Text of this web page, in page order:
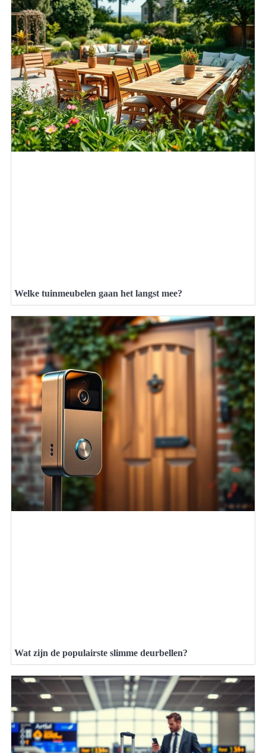
Welke tuinmeubelen gaan het langst mee?
Wat zijn de populairste slimme deurbellen?